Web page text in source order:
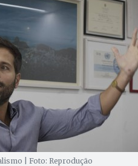
| Foto: Reprodução